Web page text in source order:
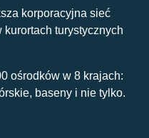
korporacyjna sieć
turystycznych
ośrodków w 8 krajach:
baseny i nie tylko.